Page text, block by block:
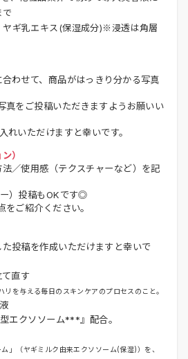
ヤギ乳エキス(保湿成分)※浸透は角層
わせて、商品がはっきり分かる写真
真をご投稿いただきますようお願いい
れいただけますと幸いです。
）
／使用感（テクスチャーなど）を記
）投稿もOKです◎
をご紹介ください。
投稿を作成いただけますと幸いで
て直す
を与える毎日のスキンケアのプロセスのこと。
エクソソーム***』配合。
」（ヤギミルク由来エクソソーム(保湿)）を、